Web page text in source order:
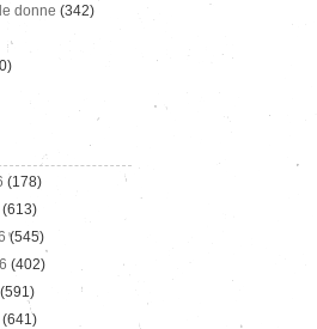
donne (342)
(178)
(613)
(545)
(402)
(591)
(641)